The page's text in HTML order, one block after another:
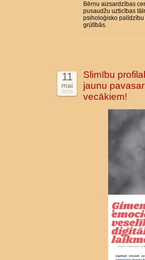
Bērnu aizsardzības
pusaudžu uzticības
psiholoģisko
grūtībās.
11
mai
2026
Slimību
jaunu
vecākiem!